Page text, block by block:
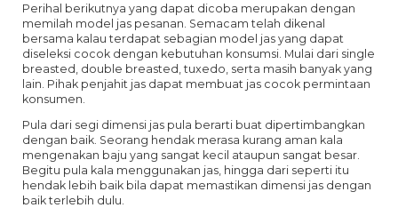
Perihal berikutnya yang dapat dicoba merupakan dengan
memilah model jas pesanan. Semacam telah dikenal
bersama kalau terdapat sebagian model jas yang dapat
diseleksi cocok dengan kebutuhan konsumsi. Mulai dari single
breasted, double breasted, tuxedo, serta masih banyak yang
lain. Pihak penjahit jas dapat membuat jas cocok permintaan
konsumen.
Pula dari segi dimensi jas pula berarti buat dipertimbangkan
dengan baik. Seorang hendak merasa kurang aman kala
mengenakan baju yang sangat kecil ataupun sangat besar.
Begitu pula kala menggunakan jas, hingga dari seperti itu
hendak lebih baik bila dapat memastikan dimensi jas dengan
baik terlebih dulu.